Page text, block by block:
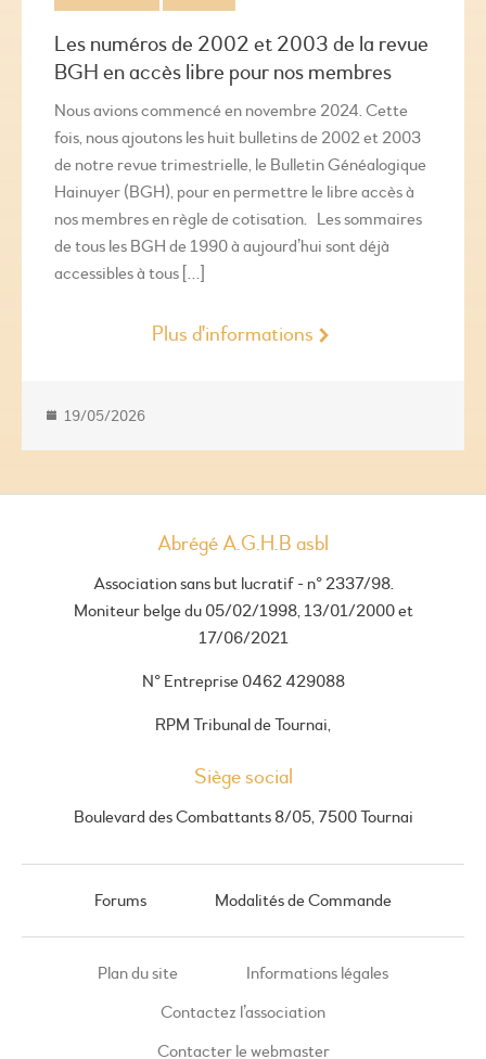
Les numéros de 2002 et 2003 de la revue
BGH en accès libre pour nos membres
Nous avions commencé en novembre 2024. Cette
fois, nous ajoutons les huit bulletins de 2002 et 2003
de notre revue trimestrielle, le Bulletin Généalogique
Hainuyer (BGH), pour en permettre le libre accès à
nos membres en règle de cotisation. Les sommaires
de tous les BGH de 1990 à aujourd’hui sont déjà
accessibles à tous […]
Plus d'informations
19/05/2026
Abrégé A.G.H.B asbl
Association sans but lucratif - n° 2337/98.
Moniteur belge du 05/02/1998, 13/01/2000 et
17/06/2021
N° Entreprise 0462 429088
RPM Tribunal de Tournai,
Siège social
Boulevard des Combattants 8/05, 7500 Tournai
Forums Modalités de Commande
Plan du site
Informations légales
Contactez l’association
Contacter le webmaster